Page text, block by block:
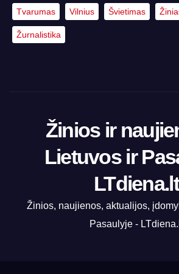
Tvarumas Vilnius Švietimas
Žurnalistika
Žinios ir
Lietuvos ir
LTdiena.lt
Žinios, naujienos, aktualijos,
Pasaulyje -